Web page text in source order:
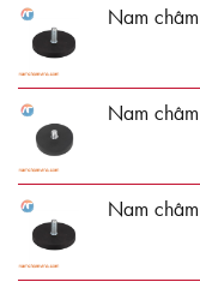
Nam
Nam
Nam